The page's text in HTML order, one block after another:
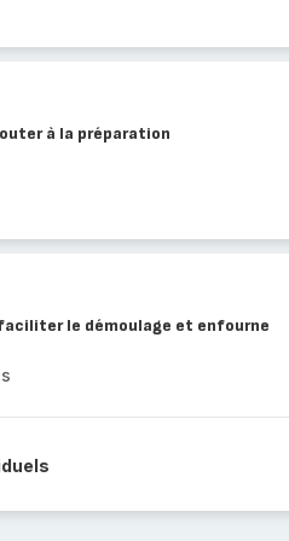
à la préparation
le démoulage et enfourne